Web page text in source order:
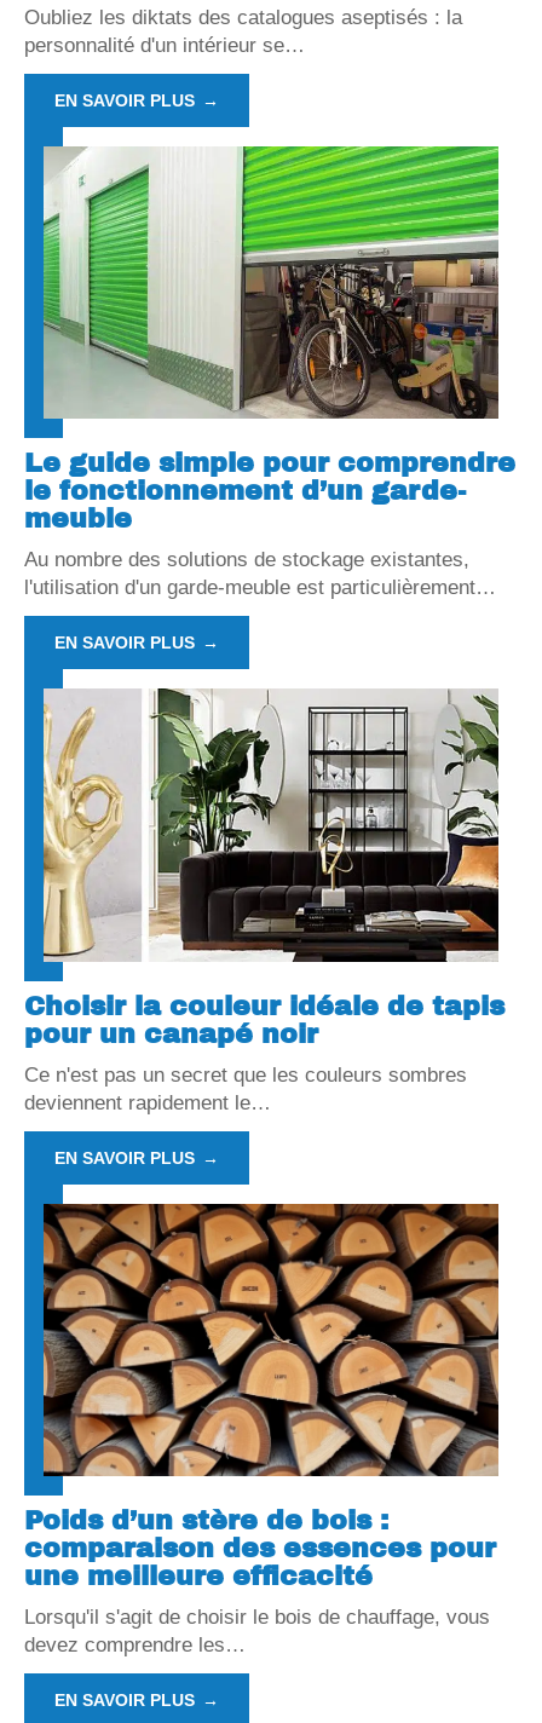
Oubliez les diktats des catalogues aseptisés : la
personnalité d'un intérieur se…
EN SAVOIR PLUS
Le guide simple pour comprendre
le fonctionnement d’un garde-
meuble
Au nombre des solutions de stockage existantes,
l'utilisation d'un garde-meuble est particulièrement…
EN SAVOIR PLUS
Choisir la couleur idéale de tapis
pour un canapé noir
Ce n'est pas un secret que les couleurs sombres
deviennent rapidement le…
EN SAVOIR PLUS
Poids d’un stère de bois :
comparaison des essences pour
une meilleure efficacité
Lorsqu'il s'agit de choisir le bois de chauffage, vous
devez comprendre les…
EN SAVOIR PLUS